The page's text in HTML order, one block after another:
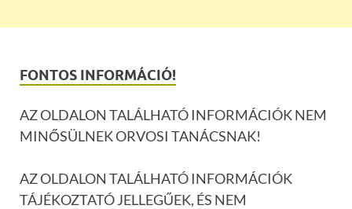
FONTOS INFORMÁCIÓ!
AZ OLDALON TALÁLHATÓ INFORMÁCIÓK NEM
MINŐSÜLNEK ORVOSI TANÁCSNAK!
AZ OLDALON TALÁLHATÓ INFORMÁCIÓK
TÁJÉKOZTATÓ JELLEGŰEK, ÉS NEM